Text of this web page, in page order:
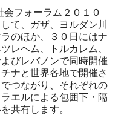
フォーラム２０１０
て、ガザ、ヨルダン川
のほか、３０日にはナ
レヘム、トルカレム、
びレバノンで同時開催
ナと世界各地で開催さ
つながり、それぞれの
エルによる包囲下・隔
共有します。